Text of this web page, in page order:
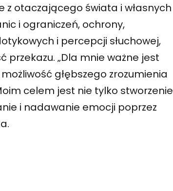
z otaczającego świata i własnych
i ograniczeń, ochrony,
i percepcji słuchowej,
„Dla mnie ważne jest
głębszego zrozumienia
celem jest nie tylko stworzenie
i nadawanie emocji poprzez